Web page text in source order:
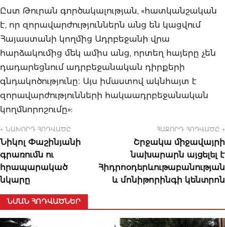
Ըստ Թուրան գործակալության, «հատկանշական
է, որ զորավարժություններն անց են կացվում
Հայաստանի կողմից Ադրբեջանի վրա
հարձակումից մեկ ամիս անց, որտեղ հայերը չեն
դադարեցնում ադրբեջանական դիրքերի
գնդակոծությունը։ Այս իմաստով ակնհայտ է
զորավարժությունների հակաադրբեջանական
կողմնորոշումը»:
← ՆԱԽՈՐԴ ՀՈԴՎԱԾԸ
Նիկոլ Փաշինյանի
գրառումն ու
հրապարակած
նկարը
ՀԱՋՈՐԴ ՀՈԴՎԱԾԸ →
Շրջակա միջավայրի
նախարարն այցելել է
Հիդրոօդերևութաբանության
և մոնիթորինգի կենտրոն
ՆՄԱՆ ՀՈԴՎԱԾՆԵՐ